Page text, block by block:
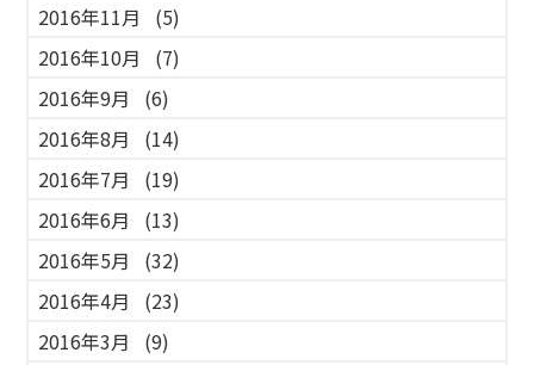
2016年11月
(5)
2016年10月
(7)
2016年9月
(6)
2016年8月
(14)
2016年7月
(19)
2016年6月
(13)
2016年5月
(32)
2016年4月
(23)
2016年3月
(9)